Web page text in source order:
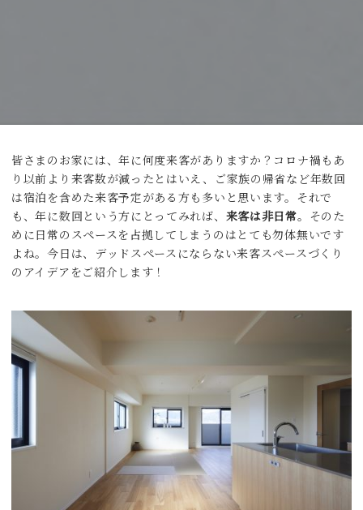
皆さまのお家には、年に何度来客がありますか？コロナ禍もあ
り以前より来客数が減ったとはいえ、ご家族の帰省など年数回
は宿泊を含めた来客予定がある方も多いと思います。それで
も、年に数回という方にとってみれば、 来客は非日常。そのた
めに日常のスペースを占拠してしまうのはとても勿体無いです
よね。今日は、デッドスペースにならない来客スペースづくり
のアイデアをご紹介します！